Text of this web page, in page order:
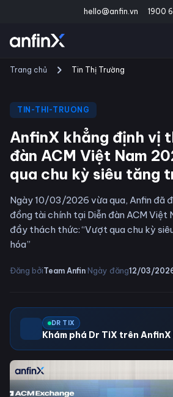
hello@anfin.vn 1900
Trang chủ Tin Thị Trường
TIN-THI-TRUONG
AnfinX khẳng định vị
đàn ACM Việt Nam
qua chu kỳ siêu tăng
Ngày 10/03/2026 vừa qua, Anfin đã
đồng tài chính tại Diễn đàn ACM Việt
đầy thách thức: “Vượt qua chu kỳ
hóa”
Đăng bởiTeam Anfin·Ngày đăng12/03/
DR TIX
Khám phá Dr TiX trên